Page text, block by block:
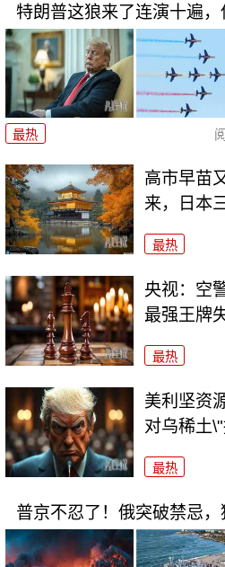
特朗普这狼来了连演十遍，
最热
高市早苗
来，日本
最热
央视：空
最强王牌
最热
美利坚资
对乌稀土
最热
普京不忍了！俄突破禁忌，